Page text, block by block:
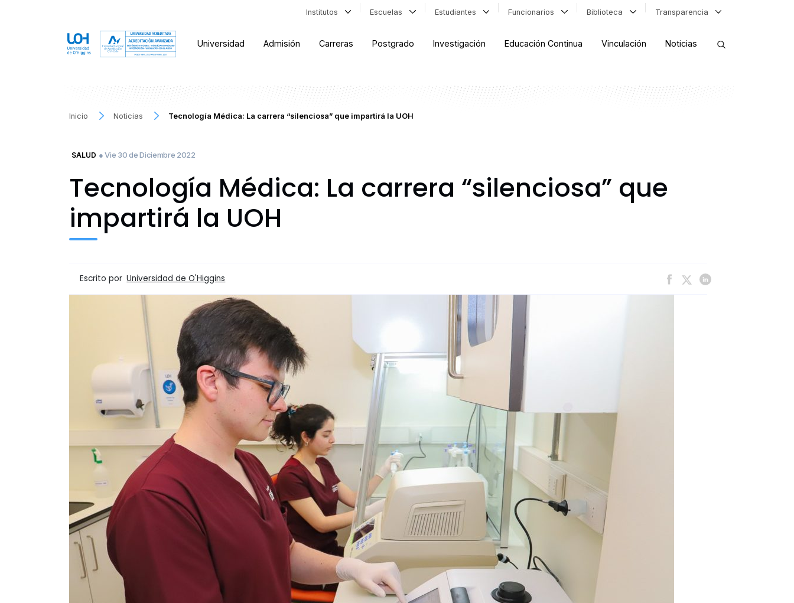
Institutos Escuelas Estudiantes Funcionarios Biblioteca Transparencia
Universidad Admisión Carreras Postgrado Investigación Educación Continua Vinculación Noticias
Inicio Noticias Tecnología Médica: La carrera “silenciosa” que impartirá la UOH
SALUD ● Vie 30 de Diciembre 2022
Tecnología Médica: La carrera “silenciosa” que
impartirá la UOH
Escrito por Universidad de O'Higgins